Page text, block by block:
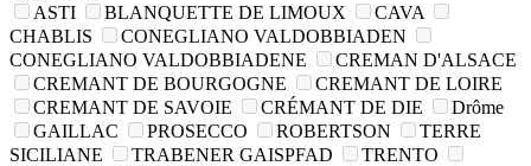
ASTI
BLANQUETTE DE LIMOUX
CAVA
CHABLIS
CONEGLIANO VALDOBBIADEN
CONEGLIANO VALDOBBIADENE
CREMAN D'ALSACE
CREMANT DE BOURGOGNE
CREMANT DE LOIRE
CREMANT DE SAVOIE
CRÉMANT DE DIE
Drôme
GAILLAC
PROSECCO ROBERTSON
TERRE
SICILIANE
TRABENER GAISPFAD
TRENTO